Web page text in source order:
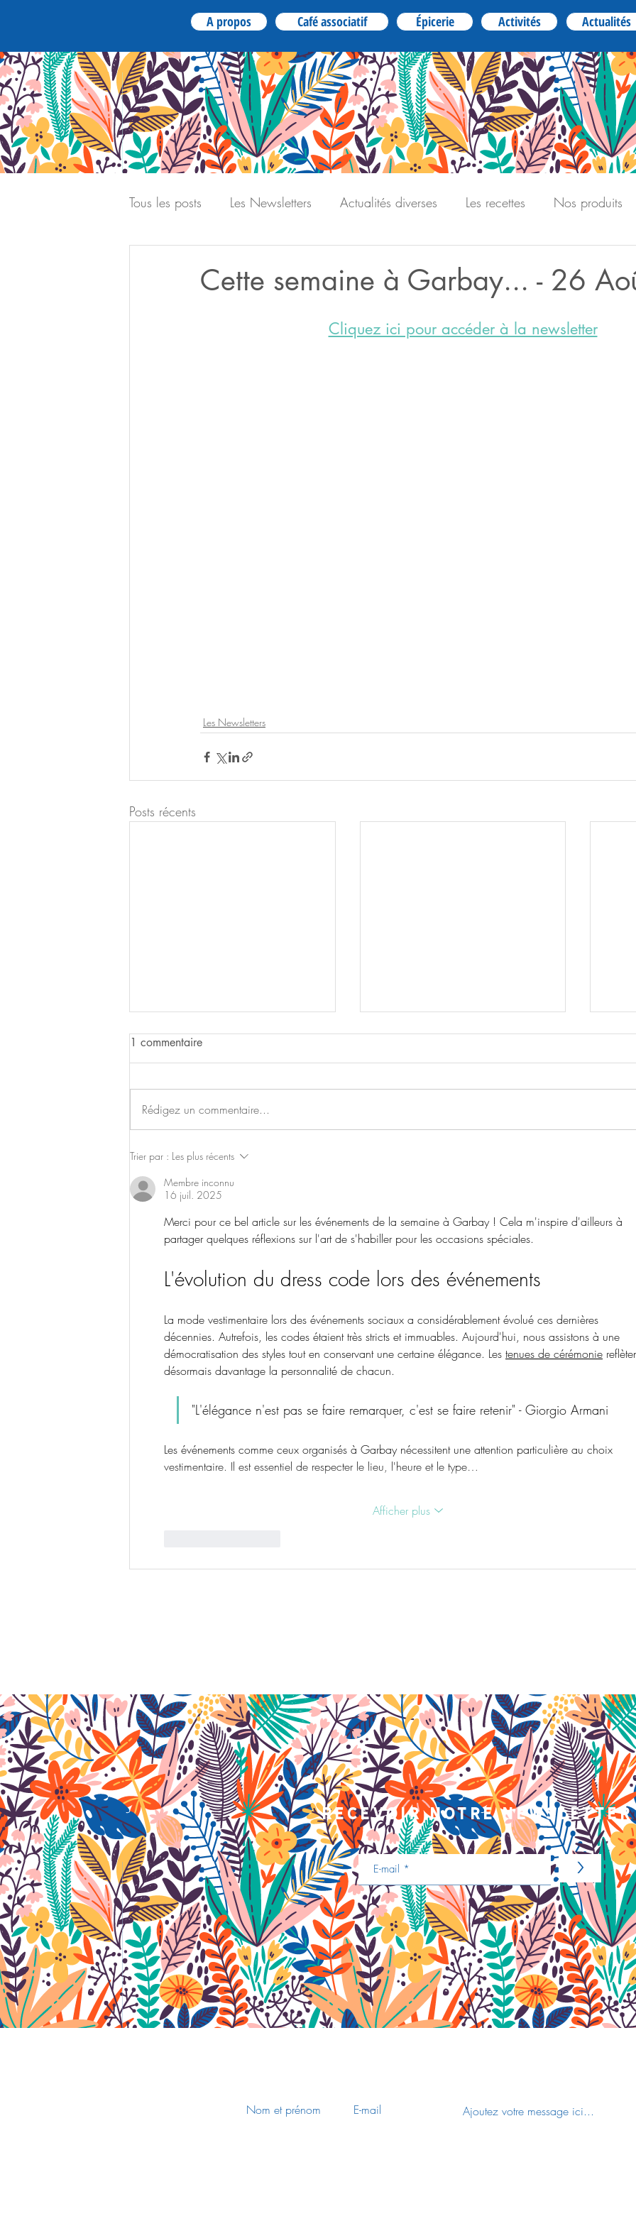
A propos Café associatif Épicerie Activités Actualités
Tous les posts Les Newsletters Actualités diverses Les recettes Nos produits
Cette semaine à Garbay... - 26
Cliquez ici pour accéder à la newsletter
Les Newsletters
Posts récents
Actus du mois d'août
Les
1 commentaire
Rédigez un commentaire...
Trier par : Les plus récents
Membre inconnu
16 juil. 2025
Merci pour ce bel article sur les événements de la semaine à Garbay ! Cela m'inspire d'ailleurs à
partager quelques réflexions sur l'art de s'habiller pour les occasions spéciales.
L'évolution du dress code lors des événements
La mode vestimentaire lors des événements sociaux a considérablement évolué ces dernières
décennies. Autrefois, les codes étaient très stricts et immuables. Aujourd'hui, nous assistons à une
démocratisation des styles tout en conservant une certaine élégance. Les tenues de cérémonie
désormais davantage la personnalité de chacun.
"L'élégance n'est pas se faire remarquer, c'est se faire retenir" - Giorgio Armani
Les événements comme ceux organisés à Garbay nécessitent une attention particulière au choix
vestimentaire. Il est essentiel de respecter le lieu, l'heure et le type…
Afficher plus
recevoir notre newsletter
>